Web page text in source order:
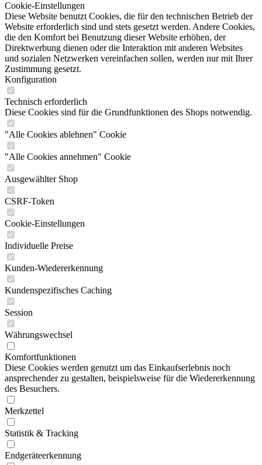
Cookie-Einstellungen
Diese Website benutzt Cookies, die für den technischen Betrieb der
Website erforderlich sind und stets gesetzt werden. Andere Cookies,
die den Komfort bei Benutzung dieser Website erhöhen, der
Direktwerbung dienen oder die Interaktion mit anderen Websites
und sozialen Netzwerken vereinfachen sollen, werden nur mit Ihrer
Zustimmung gesetzt.
Konfiguration
Technisch erforderlich
Diese Cookies sind für die Grundfunktionen des Shops notwendig.
"Alle Cookies ablehnen" Cookie
"Alle Cookies annehmen" Cookie
Ausgewählter Shop
CSRF-Token
Cookie-Einstellungen
Individuelle Preise
Kunden-Wiedererkennung
Kundenspezifisches Caching
Session
Währungswechsel
Komfortfunktionen
Diese Cookies werden genutzt um das Einkaufserlebnis noch
ansprechender zu gestalten, beispielsweise für die Wiedererkennung
des Besuchers.
Merkzettel
Statistik & Tracking
Endgeräteerkennung